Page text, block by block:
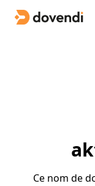
Ce nom de